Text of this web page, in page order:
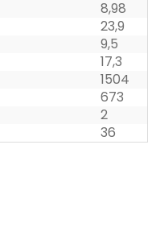
8,98
23,9
9,5
17,3
1504
673
2
36